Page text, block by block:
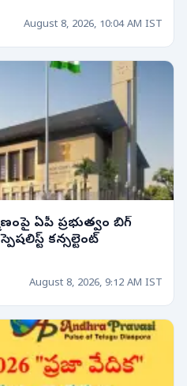
August 8, 2026, 10:04 AM IST
ఏపీ ప్రభుత్వం బిగ్
కన్సల్టెంట్
August 8, 2026, 9:12 AM IST